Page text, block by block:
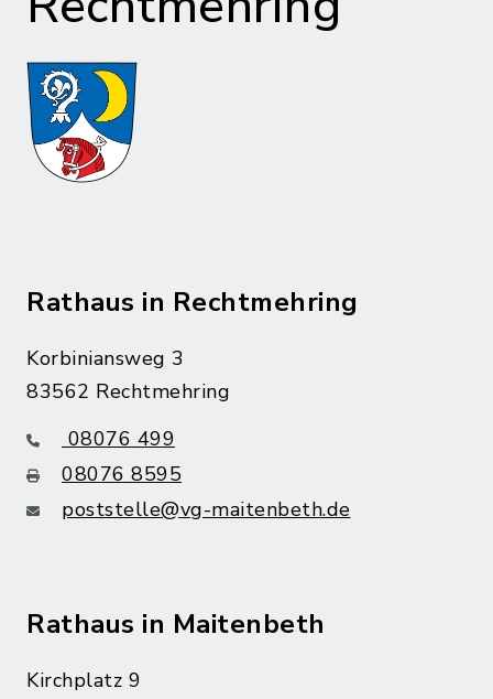
Rathaus in Rechtmehring
Korbiniansweg 3
83562 Rechtmehring
08076 499
08076 8595
poststelle@vg-maitenbeth.de
Rathaus in Maitenbeth
Kirchplatz 9